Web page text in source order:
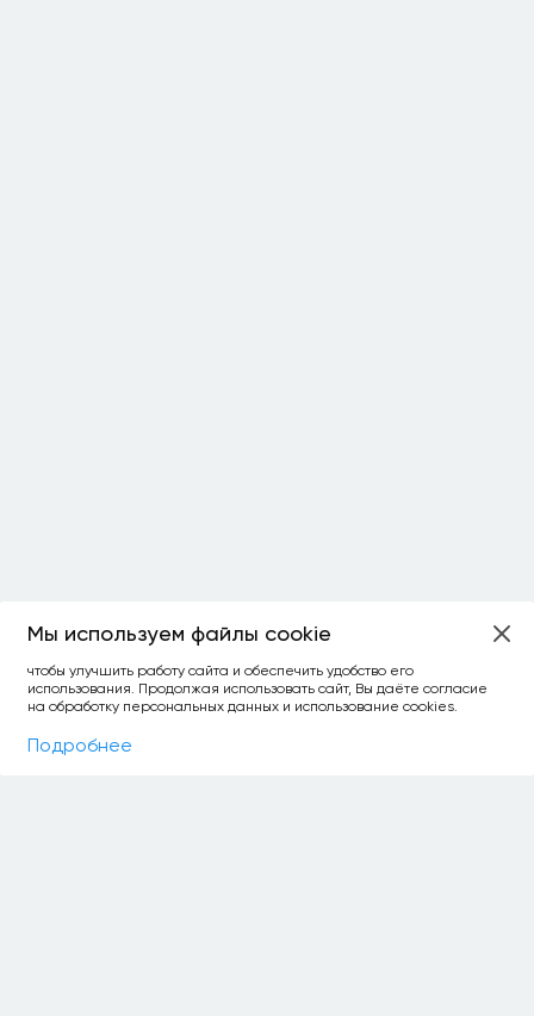
Фильтры
Мы используем файлы cookie
чтобы улучшить работу сайта и обеспечить удобство его
использования. Продолжая использовать сайт, Вы даёте согласие
на обработку персональных данных и использование cookies.
Подробнее
ОСТАЛОСЬ:
уточнить фильтр сравнить топ-3
спросить ИИ